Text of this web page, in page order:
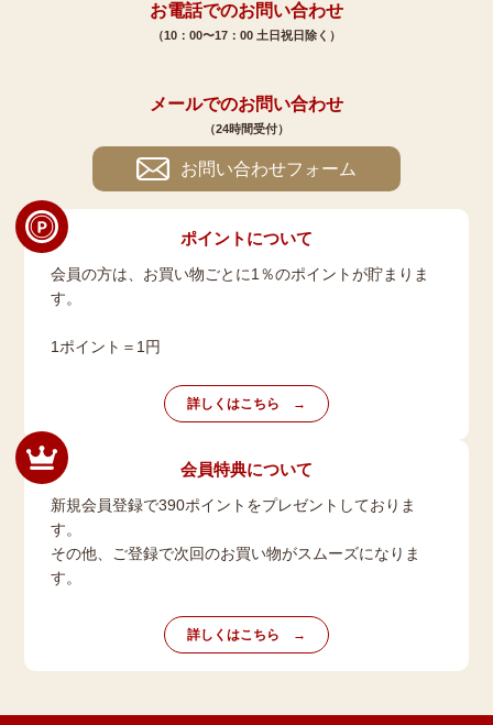
お電話でのお問い合わせ
（10：00〜17：00 土日祝日除く）
メールでのお問い合わせ
（24時間受付）
お問い合わせフォーム
ポイントについて
会員の方は、お買い物ごとに1％のポイントが貯まりま
す。
1ポイント＝1円
詳しくはこちら
会員特典について
新規会員登録で390ポイントをプレゼントしておりま
す。
その他、ご登録で次回のお買い物がスムーズになりま
す。
詳しくはこちら